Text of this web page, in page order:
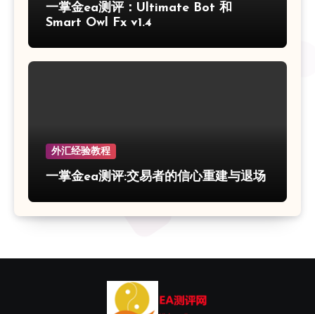
一掌金ea测评：Ultimate Bot 和
Smart Owl Fx v1.4
外汇经验教程
一掌金ea测评:交易者的信心重建与退场